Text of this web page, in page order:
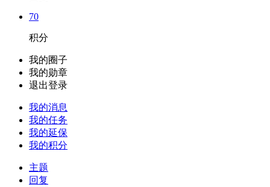
70
积分
我的圈子
我的勋章
退出登录
我的消息
我的任务
我的延保
我的积分
主题
回复